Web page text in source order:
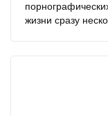
жизни сразу